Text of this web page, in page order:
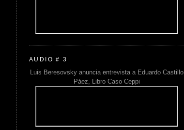
AUDIO # 3
Luis Beresovsky anuncia entrevista a Eduardo Castillo
Páez, Libro Caso Ceppi